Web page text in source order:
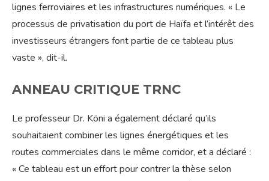
lignes ferroviaires et les infrastructures numériques. « Le
processus de privatisation du port de Haïfa et l’intérêt des
investisseurs étrangers font partie de ce tableau plus
vaste », dit-il.
ANNEAU CRITIQUE TRNC
Le professeur Dr. Köni a également déclaré qu’ils
souhaitaient combiner les lignes énergétiques et les
routes commerciales dans le même corridor, et a déclaré :
« Ce tableau est un effort pour contrer la thèse selon